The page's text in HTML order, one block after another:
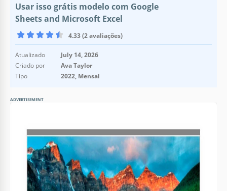
Usar isso grátis modelo com Google
Sheets and Microsoft Excel
4.33 (2 avaliações)
Atualizado
July 14, 2026
Criado por
Ava Taylor
Tipo
2022, Mensal
ADVERTISEMENT